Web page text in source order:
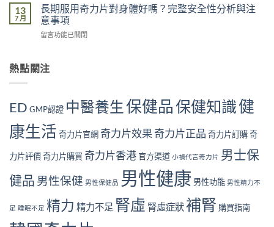
醫
學
角
面
解
原
因：
中
個？〉
腎
虛
症
狀
檢
｜
大
號
與
腎
法〉
力
片
回
購
的
證：
果
真
值
長
用
嗎？〉
13
7 月
長期服用奇力片對身體好嗎？完整安全性分析與注
意事項
在
服
用
片
身
體
嗎？
整
性
留言功能已關閉
熱點關注
ED GMP認證 中醫養生保健品保健知識健
康生活 奇力片官網 奇力片效果 奇力片正品 奇力片訂購奇
力片評價奇力片購買 奇力片香港 官方渠道 小禎代言奇力片 男士保
健品 男性保健 男性保健品 男性健康 男性功能 男性精力不
足 睡眠不足 精力 精力不足 腎虛 腎虛症狀補腎 購買指南